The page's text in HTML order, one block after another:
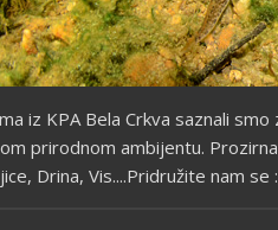
iz KPA Bela Crkva saznali
prirodnom ambijentu.
Drina, Vis....Pridružite nam se